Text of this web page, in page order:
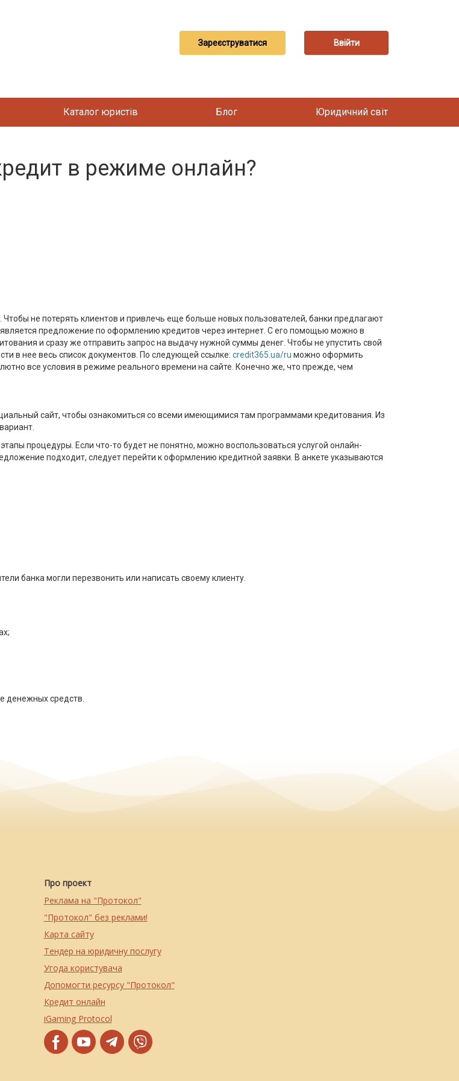
Зареєструватися Ввійти
Каталог юристів Блог Юридичний світ
в режиме онлайн?
не потерять клиентов и привлечь еще больше новых пользователей, банки предлагают
предложение по оформлению кредитов через интернет. С его помощью можно в
и сразу же отправить запрос на выдачу нужной суммы денег. Чтобы не упустить свой
в нее весь список документов. По следующей ссылке: credit365.ua/ru можно оформить
все условия в режиме реального времени на сайте. Конечно же, что прежде, чем
сайт, чтобы ознакомиться со всеми имеющимися там программами кредитования. Из
процедуры. Если что-то будет не понятно, можно воспользоваться услугой онлайн-
подходит, следует перейти к оформлению кредитной заявки. В анкете указываются
банка могли перезвонить или написать своему клиенту.
денежных средств.
Про проект
Реклама на "Протокол"
"Протокол" без реклами!
Карта сайту
Тендер на юридичну послугу
Угода користувача
Допомогти ресурсу "Протокол"
Кредит онлайн
iGaming Protocol